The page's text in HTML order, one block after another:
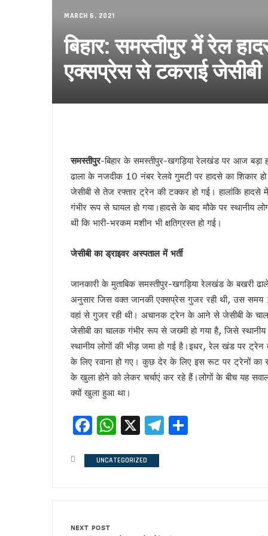
ज्योतिर्विद नरेंद्र ने किया गोरखपुर
स्वामी अविमुक्तेश्वरानंद विवाद पहले
यूपी राज्य महिला आयोग की उपाध्यक्ष
डबल इनकम बना जंजाल !
एनडीए से फिर अलग होंगे नीतीश!
बुलडोजर की जद में खेसारी !
सीमांचल की सीमा तय करेगा AIMIM
जातीय पतवार से INDIA की नईया
गोरखपुर पुस्तक महोत्सव : ‘पंडान जल
अतीक की बीबी पर मेहरबान कौन ?
पीडीए के नए अर्थ की सियासत !
लोकपाल या शौकपाल!
बिहार में फिर छले गए मुस्लिम
फिर अलग हुए राजभर !
सपा नहीं लड़ेगी पंचायत चुनाव!
विजन-2047 का हिस्सा है ‘वन नेशन
MARCH 6, 2021
बिहार: समस्तीपुर में रेल
एक्सप्रेस से टकराई जेसीबी
समस्तीपुर-बिहार के समस्तीपुर-खगड़िया रेलखंड पर आज बड़ा
ढाला के नजदीक 10 नंबर रेलवे गुमटी पर हादसे का शिकार
जेसीबी से तेज रफ्तार ट्रेन की टक्कर हो गई। हालांकि
गंभीर रूप से घायल हो गया।हादसे के बाद मौके पर स्थानीय
थी कि भारी-भरकम मशीन भी क्षतिग्रस्त हो गई।
जेसीबी का ड्राइवर अस्पताल में भर्ती
जानकारी के मुताबिक समस्तीपुर-खगड़िया रेलखंड के बखरी
अनुसार जिस वक्त जानकी एक्सप्रेस गुजर रही थी, उस
वहां से गुजर रही थी। अचानक ट्रेन के आने से जेसीबी के
जेसीबी का चालक गंभीर रूप से जख्मी हो गया है, जिसे
स्थानीय लोगों की भीड़ जमा हो गई है।इधर, रेल खंड पर
के लिए रवाना हो गए। कुछ देर के लिए इस रूट पर ट्रेनों का
के खुला होने को लेकर चर्चाएं कर रहे हैं।लोगों के बीच यह
क्यों खुला हुआ था।
Facebook
WhatsApp
X Telegram
UNCATEGORIZED
NEXT POST